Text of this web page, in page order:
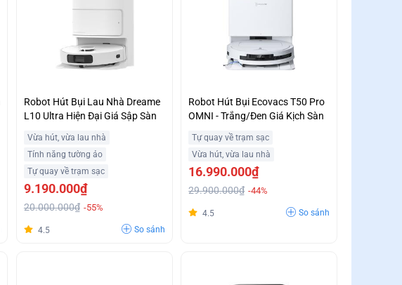
Robot Hút Bụi Lau Nhà Dreame
L10 Ultra Hiện Đại Giá Sập Sàn
Vừa hút, vừa lau nhà
Tính năng tường ảo
Tự quay về trạm sạc
9.190.000₫
20.000.000₫ -55%
4.5 So sánh
Robot Hút Bụi Ecovacs T50 Pro
OMNI - Trắng/Đen Giá Kịch Sàn
Tự quay về trạm sạc
Vừa hút, vừa lau nhà
16.990.000₫
29.900.000₫ -44%
4.5 So sánh